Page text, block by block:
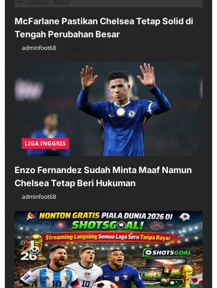
McFarlane Pastikan Chelsea Tetap Solid di
Tengah Perubahan Besar
adminfoot68
LIGA INGGRIS
Enzo Fernandez Sudah Minta Maaf Namun
Chelsea Tetap Beri Hukuman
adminfoot68